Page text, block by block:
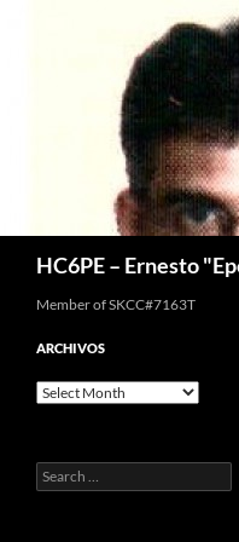
HC6PE – Ernesto
Member of SKCC#7163T
ARCHIVOS
Archivos
Search
for: